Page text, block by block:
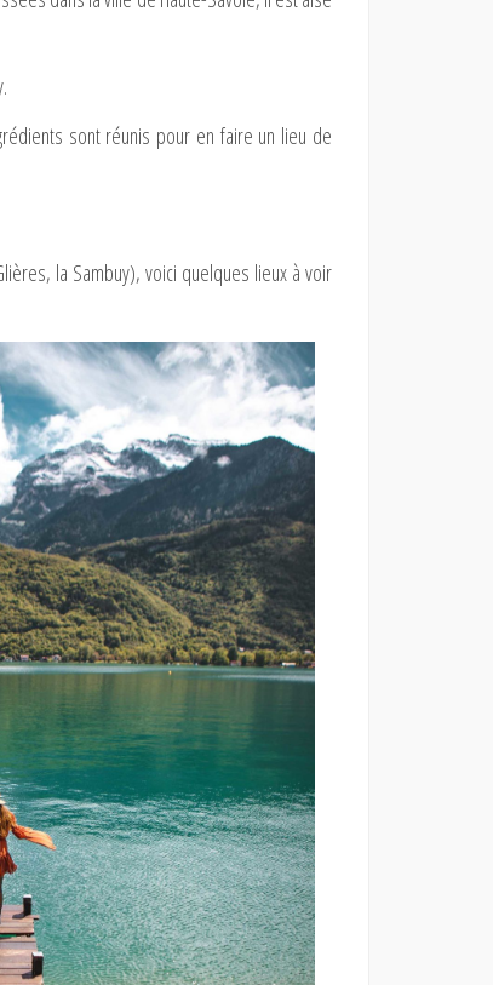
sont réunis pour en faire un lieu de
la Sambuy), voici quelques lieux à voir